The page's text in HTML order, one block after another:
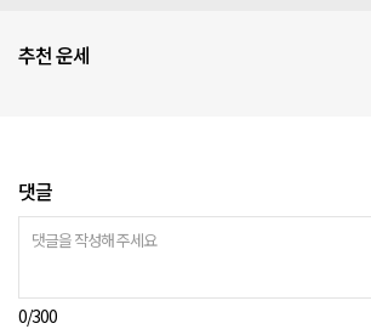
추천 운세
댓글
0/300